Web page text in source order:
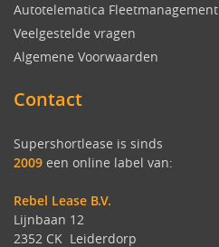
Autotelematica Fleetmanagement
Veelgestelde vragen
Algemene Voorwaarden
Contact
Supershortlease is sinds
2009 een online label van:
Rebel Lease B.V.
Lijnbaan 12
2352 CK Leiderdorp